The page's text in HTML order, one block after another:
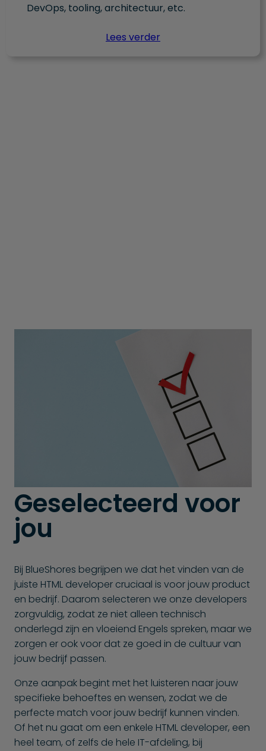
DevOps, tooling, architectuur, etc.
Lees verder
Geselecteerd voor
jou
Bij BlueShores begrijpen we dat het vinden van de
juiste HTML developer cruciaal is voor jouw product
en bedrijf. Daarom selecteren we onze developers
zorgvuldig, zodat ze niet alleen technisch
onderlegd zijn en vloeiend Engels spreken, maar we
zorgen er ook voor dat ze goed in de cultuur van
jouw bedrijf passen.
Onze aanpak begint met het luisteren naar jouw
specifieke behoeftes en wensen, zodat we de
perfecte match voor jouw bedrijf kunnen vinden.
Of het nu gaat om een enkele HTML developer, een
heel team, of zelfs de hele IT-afdeling, bij